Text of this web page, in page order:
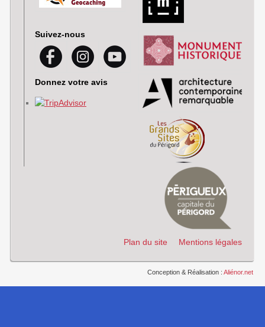
Suivez-nous
Donnez votre avis
Plan du site Mentions légales
Conception & Réalisation : Aliénor.net